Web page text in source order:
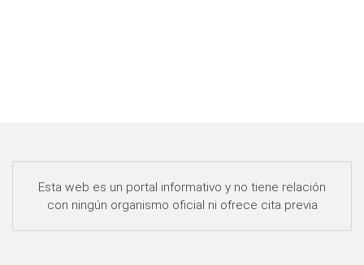
Esta web es un portal informativo y no tiene relación
con ningún organismo oficial ni ofrece cita previa